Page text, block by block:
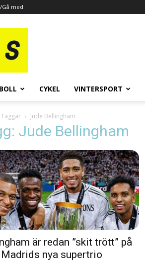
Gå med
CYKEL VINTERSPORT
Taggar Jude Bellingham
Jude Bellingham
är redan ”skit trött” på
Madrids nya supertrio